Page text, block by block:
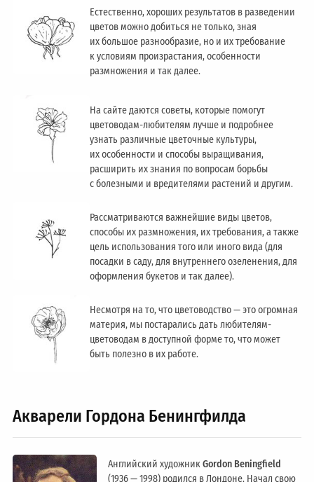
Естественно, хороших результатов в разведении
цветов можно добиться не только, зная
их большое разнообразие, но и их требование
к условиям произрастания, особенности
размножения и так далее.
На сайте даются советы, которые помогут
цветоводам-любителям лучше и подробнее
узнать различные цветочные культуры,
их особенности и способы выращивания,
расширить их знания по вопросам борьбы
с болезными и вредителями растений и другим.
Рассматриваются важнейшие виды цветов,
способы их размножения, их требования, а также
цель использования того или иного вида (для
посадки в саду, для внутреннего озеленения, для
оформления букетов и так далее).
Несмотря на то, что цветоводство — это огромная
материя, мы постарались дать любителям-
цветоводам в доступной форме то, что может
быть полезно в их работе.
Акварели Гордона Бенингфилда
Английский художникGordon Beningfield
(1936 — 1998) родился в Лондоне. Начал свою